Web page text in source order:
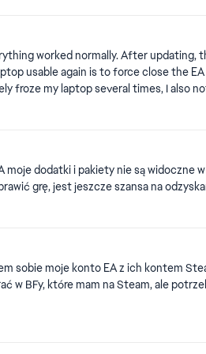
w użytkowaniu, dzięki której
pytania Przenosisz
Tak, EA app
worked normally. After updating,
usable again is to force close the
froze my laptop several times, I also
update. I use mods from CurseForge. I
dodatki i pakiety nie są widoczne
dodatek wyskakuje informacja „kod już wykorzystany”. Próbowałam już naprawić grę, jest
sobie moje konto EA z ich kontem
w BFy, które mam na Steam, ale